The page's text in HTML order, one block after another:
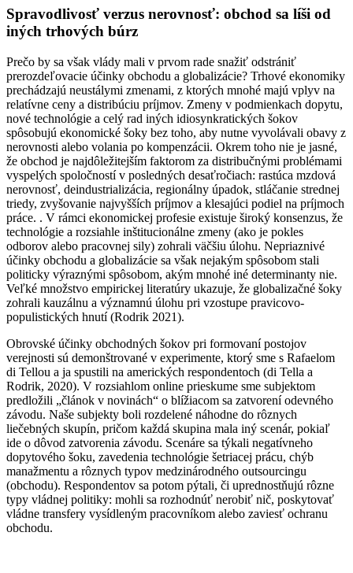
Spravodlivosť verzus nerovnosť: obchod sa líši od
iných trhových búrz
Prečo by sa však vlády mali v prvom rade snažiť odstrániť
prerozdeľovacie účinky obchodu a globalizácie? Trhové ekonomiky
prechádzajú neustálymi zmenami, z ktorých mnohé majú vplyv na
relatívne ceny a distribúciu príjmov. Zmeny v podmienkach dopytu,
nové technológie a celý rad iných idiosynkratických šokov
spôsobujú ekonomické šoky bez toho, aby nutne vyvolávali obavy z
nerovnosti alebo volania po kompenzácii. Okrem toho nie je jasné,
že obchod je najdôležitejším faktorom za distribučnými problémami
vyspelých spoločností v posledných desaťročiach: rastúca mzdová
nerovnosť, deindustrializácia, regionálny úpadok, stláčanie strednej
triedy, zvyšovanie najvyšších príjmov a klesajúci podiel na príjmoch
práce. . V rámci ekonomickej profesie existuje široký konsenzus, že
technológie a rozsiahle inštitucionálne zmeny (ako je pokles
odborov alebo pracovnej sily) zohrali väčšiu úlohu. Nepriaznivé
účinky obchodu a globalizácie sa však nejakým spôsobom stali
politicky výraznými spôsobom, akým mnohé iné determinanty nie.
Veľké množstvo empirickej literatúry ukazuje, že globalizačné šoky
zohrali kauzálnu a významnú úlohu pri vzostupe pravicovo-
populistických hnutí (Rodrik 2021).
Obrovské účinky obchodných šokov pri formovaní postojov
verejnosti sú demonštrované v experimente, ktorý sme s Rafaelom
di Tellou a ja spustili na amerických respondentoch (di Tella a
Rodrik, 2020). V rozsiahlom online prieskume sme subjektom
predložili „článok v novinách“ o blížiacom sa zatvorení odevného
závodu. Naše subjekty boli rozdelené náhodne do rôznych
liečebných skupín, pričom každá skupina mala iný scenár, pokiaľ
ide o dôvod zatvorenia závodu. Scenáre sa týkali negatívneho
dopytového šoku, zavedenia technológie šetriacej prácu, chýb
manažmentu a rôznych typov medzinárodného outsourcingu
(obchodu). Respondentov sa potom pýtali, či uprednostňujú rôzne
typy vládnej politiky: mohli sa rozhodnúť nerobiť nič, poskytovať
vládne transfery vysídleným pracovníkom alebo zaviesť ochranu
obchodu.